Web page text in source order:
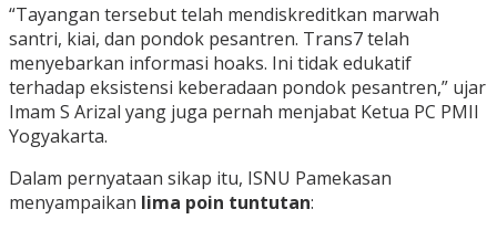
“Tayangan tersebut telah mendiskreditkan marwah
santri, kiai, dan pondok pesantren. Trans7 telah
menyebarkan informasi hoaks. Ini tidak edukatif
terhadap eksistensi keberadaan pondok pesantren,” ujar
Imam S Arizal yang juga pernah menjabat Ketua PC PMII
Yogyakarta.
Dalam pernyataan sikap itu, ISNU Pamekasan
menyampaikan lima poin tuntutan: